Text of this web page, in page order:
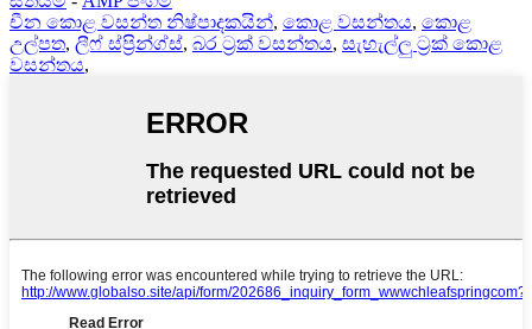
චීන කොළ වසන්ත නිෂ්පාදකයින්, කොළ වසන්තය, කොළ
උල්පත, ලීෆ් ස්ප්‍රින්ග්ස්, බර ට්‍රක් වසන්තය, සැහැල්ලු ට්‍රක් කොළ
වසන්තය,